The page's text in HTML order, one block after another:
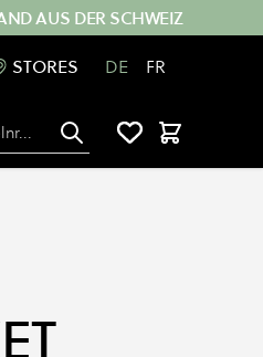
AUS DER SCHWEIZ
STORES DE FR
Suche Warenkorb